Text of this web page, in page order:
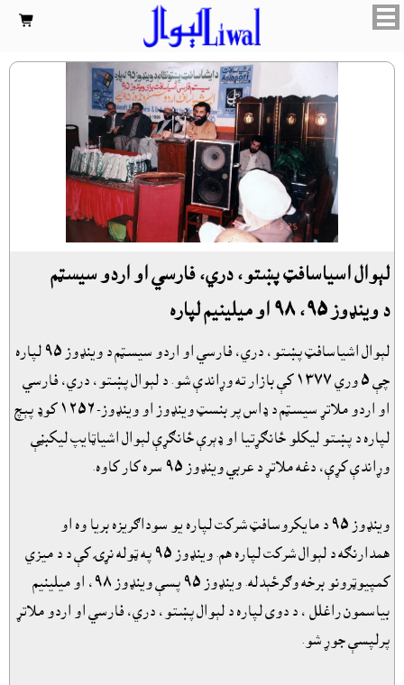

لېوال اسياسافټ پښتو، دري، فارسي او اردو سيسټم
د وينډوز ٩٥، ٩٨ او ميلينيم لپاره
لېوال اشياسافټ پښتو، دري، فارسي او اردو سيسټم د وينډوز ٩٥ لپاره
چې ٥ وري ١٣٧٧ کې بازار ته وړاندې شو. د لېوال پښتو، دري، فارسي
او اردو ملاتړ سيسټم د ډاس پر بنسټ وينډوز او وينډوز-١٢٥٦ کوډ پېچ
لپاره د پښتو ليکلو ځانګړتيا او ډېرې ځانګړې لېوال اشياټايپ ليکبڼې
وړاندې کړې، دغه ملاتړ د عربي وينډوز ٩٥ سره کار کاوه.
وينډوز ٩٥ د مايکروسافټ شرکت لپاره يو سوداګريزه بريا وه او
همدارنګه د لېوال شرکت لپاره هم. وينډوز ٩٥ په ټوله نړۍ کې د د ميزي
کمپيوټرونو برخه وګرځېدله. وينډوز ٩٥ پسې وينډوز ٩٨، او ميلينيم
بياسمون راغلل ، د دوى لپاره د لېوال پښتو، دري، فارسي او اردو ملاتړ
پرلپسې جوړ شو.